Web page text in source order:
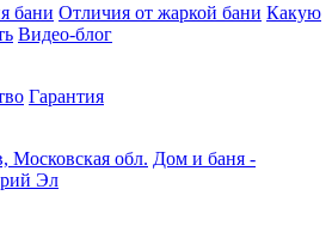
бани Отличия от жаркой бани Какую
Видео-блог
Гарантия
Московская обл. Дом и баня -
Эл